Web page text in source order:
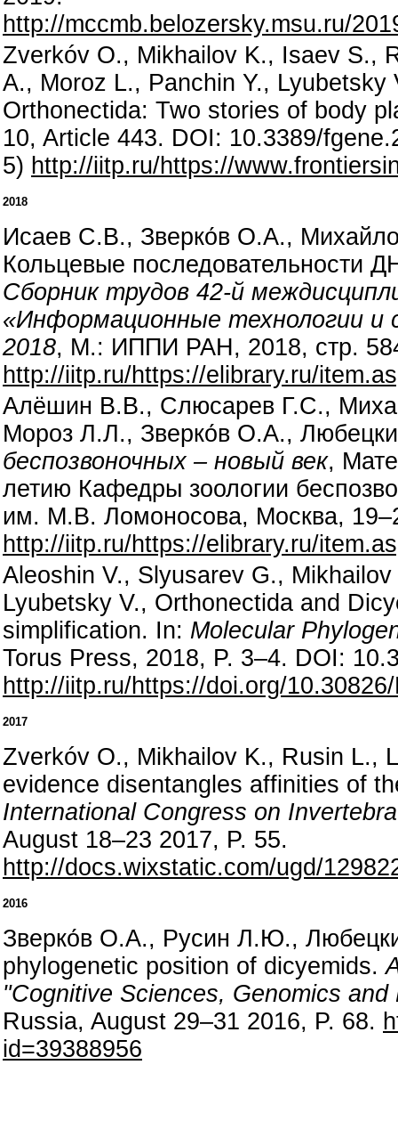
http://mccmb.belozersky.msu.ru/
Zverkóv O., Mikhailov K., Isaev S.,
A., Moroz L., Panchin Y., Lyubetsky
Orthonectida: Two stories of body
10, Article 443. DOI: 10.3389/
5) http://iitp.ru/https://
2018
Исаев С.В., Зверко́в О.А.,
Кольцевые последовательности
Сборник трудов 42-й
«Информационные технологии и
2018, М.: ИППИ РАН, 2018, стр.
http://iitp.ru/https://elibrary.ru/
Алёшин В.В., Слюсарев Г.С.,
Мороз Л.Л., Зверко́в О.А.,
беспозвоночных – новый век,
летию Кафедры зоологии
им. М.В. Ломоносова, Москва,
http://iitp.ru/https://elibrary.ru/
Aleoshin V., Slyusarev G.,
Lyubetsky V., Orthonectida and
simplification. In: Molecular
Torus Press, 2018, P. 3–4. DOI:
http://iitp.ru/https://doi.org/
2017
Zverkóv O., Mikhailov K., Rusin L.,
evidence disentangles affinities of
International Congress on
August 18–23 2017, P. 55.
http://docs.wixstatic.com/ugd/
2016
Зверко́в О.А., Русин Л.Ю.,
phylogenetic position of dicyemids.
"Cognitive Sciences, Genomics
Russia, August 29–31 2016, P. 68.
id=39388956